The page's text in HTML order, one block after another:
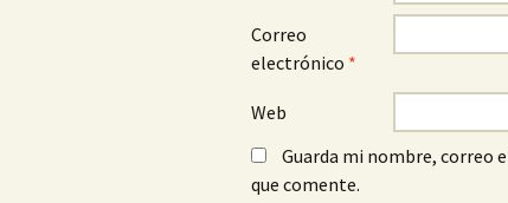
Correo
electrónico *
Web
Guarda mi nombre, correo
que comente.